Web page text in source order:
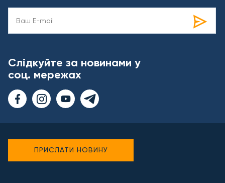
Слідкуйте за новинами у
соц. мережах
ПРИСЛАТИ НОВИНУ